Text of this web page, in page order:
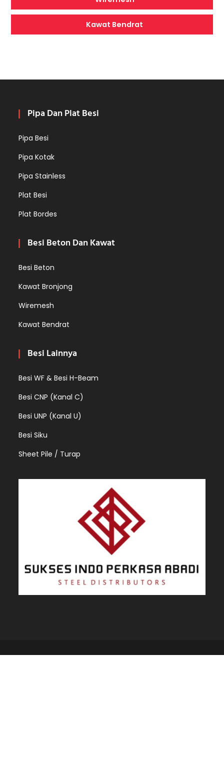
Kawat Bendrat
Pipa Dan Plat Besi
Pipa Besi
Pipa Kotak
Pipa Stainless
Plat Besi
Plat Bordes
Besi Beton Dan Kawat
Besi Beton
Kawat Bronjong
Wiremesh
Kawat Bendrat
Besi Lainnya
Besi WF & Besi H-Beam
Besi CNP (Kanal C)
Besi UNP (Kanal U)
Besi Siku
Sheet Pile / Turap